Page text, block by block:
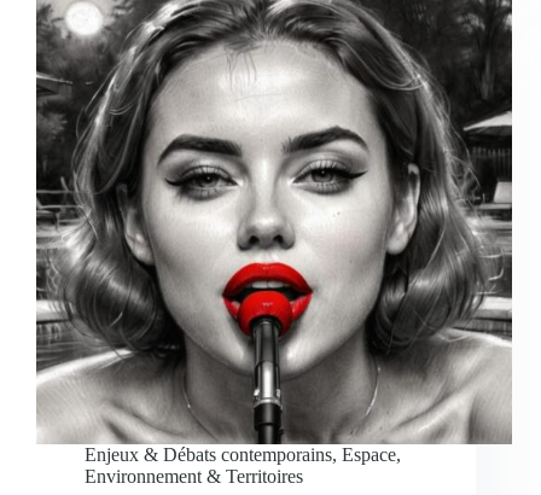
Enjeux & Débats contemporains, Espace,
Environnement & Territoires